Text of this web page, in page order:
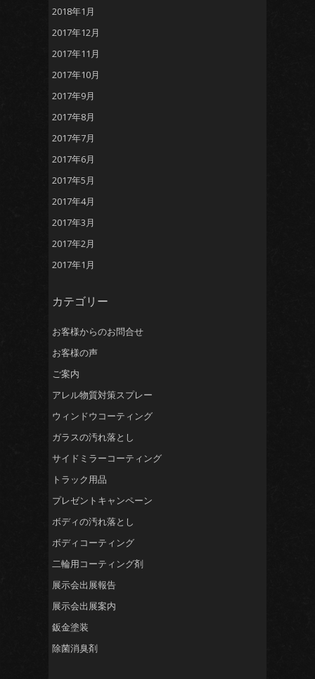
2018年1月
2017年12月
2017年11月
2017年10月
2017年9月
2017年8月
2017年7月
2017年6月
2017年5月
2017年4月
2017年3月
2017年2月
2017年1月
カテゴリー
お客様からのお問合せ
お客様の声
ご案内
アレル物質対策スプレー
ウィンドウコーティング
ガラスの汚れ落とし
サイドミラーコーティング
トラック用品
プレゼントキャンペーン
ボディの汚れ落とし
ボディコーティング
二輪用コーティング剤
展示会出展報告
展示会出展案内
鈑金塗装
除菌消臭剤